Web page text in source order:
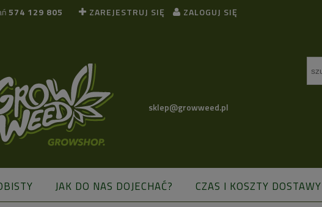
574 129 805 ZAREJESTRUJ SIĘ ZALOGUJ SIĘ
sklep@growweed.pl
JAK DO NAS DOJECHAĆ? CZAS I KOSZTY DOSTAWY